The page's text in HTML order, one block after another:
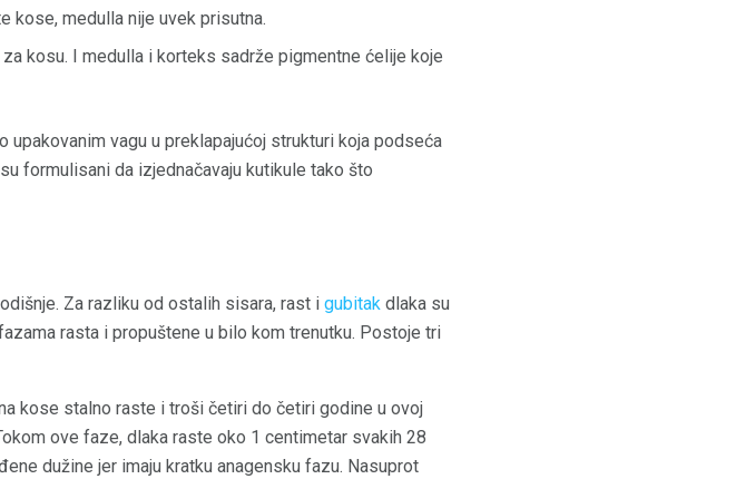
kose, medulla nije uvek prisutna.
kosu. I medulla i korteks sadrže pigmentne ćelije koje
vagu u preklapajućoj strukturi koja podseća
formulisani da izjednačavaju kutikule tako što
Za razliku od ostalih sisara, rast i gubitak dlaka su
rasta i propuštene u bilo kom trenutku. Postoje tri
kose stalno raste i troši četiri do četiri godine u ovoj
ove faze, dlaka raste oko 1 centimetar svakih 28
dužine jer imaju kratku anagensku fazu. Nasuprot